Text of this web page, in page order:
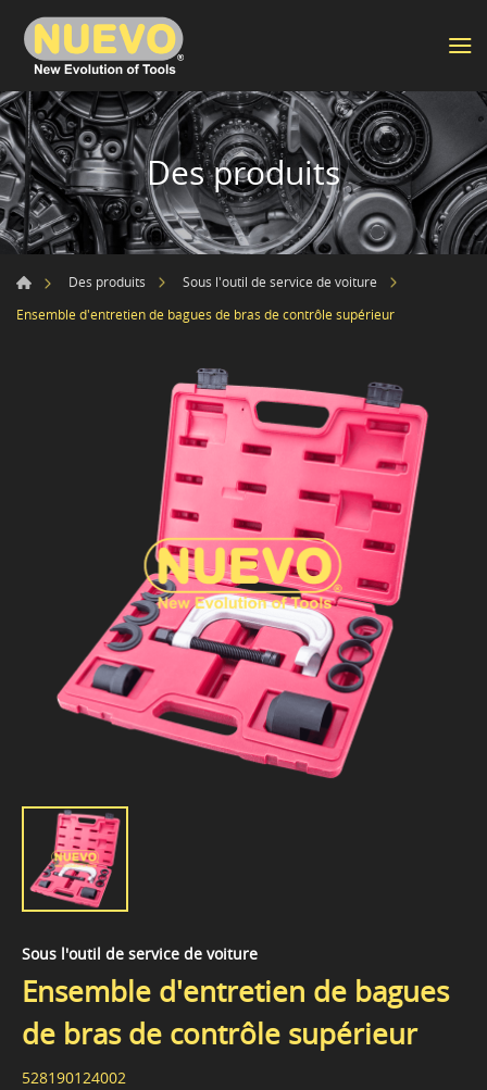
Des produits
Des produits
Sous l'outil de service de voiture
Ensemble d'entretien de bagues de bras de contrôle supérieur
Sous l'outil de service de voiture
Ensemble d'entretien de bagues
de bras de contrôle supérieur
528190124002